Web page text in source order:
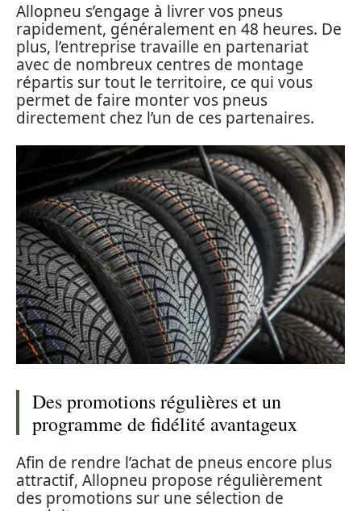
Allopneu s’engage à livrer vos pneus
rapidement, généralement en 48 heures. De
plus, l’entreprise travaille en partenariat
avec de nombreux centres de montage
répartis sur tout le territoire, ce qui vous
permet de faire monter vos pneus
directement chez l’un de ces partenaires.
Des promotions régulières et un
programme de fidélité avantageux
Afin de rendre l’achat de pneus encore plus
attractif, Allopneu propose régulièrement
des promotions sur une sélection de